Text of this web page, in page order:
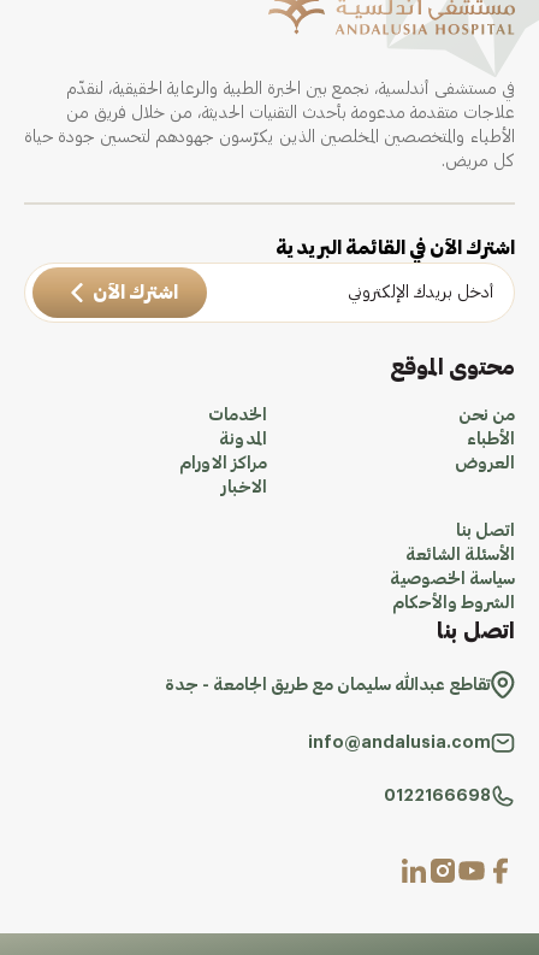
في مستشفى أندلسية، نجمع بين الخبرة الطبية والرعاية الحقيقية، لنقدّم
علاجات متقدمة مدعومة بأحدث التقنيات الحديثة، من خلال فريق من
الأطباء والمتخصصين المخلصين الذين يكرّسون جهودهم لتحسين جودة حياة
كل مريض.
اشترك الآن في القائمة البريدية
اشترك الآن
محتوى الموقع
من نحن
الأطباء
العروض
الخدمات
المدونة
مراكز الاورام
الاخبار
اتصل بنا
الأسئلة الشائعة
سياسة الخصوصية
الشروط والأحكام
اتصل بنا
تقاطع عبدالله سليمان مع طريق الجامعة - جدة
info@andalusia.com
0122166698